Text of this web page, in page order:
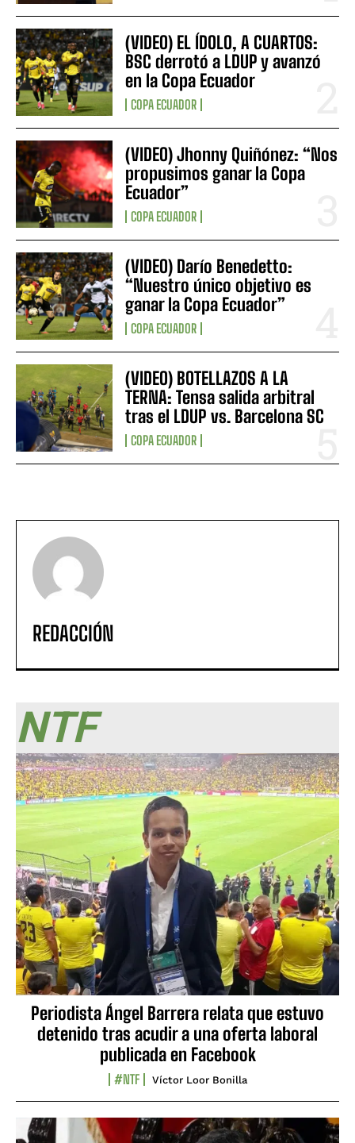
(VIDEO) EL ÍDOLO, A CUARTOS:
BSC derrotó a LDUP y avanzó
en la Copa Ecuador
COPA ECUADOR
(VIDEO) Jhonny Quiñónez: “Nos
propusimos ganar la Copa
Ecuador”
COPA ECUADOR
(VIDEO) Darío Benedetto:
“Nuestro único objetivo es
ganar la Copa Ecuador”
COPA ECUADOR
(VIDEO) BOTELLAZOS A LA
TERNA: Tensa salida arbitral
tras el LDUP vs. Barcelona SC
COPA ECUADOR
REDACCIÓN
NTF
Periodista Ángel Barrera relata que estuvo
detenido tras acudir a una oferta laboral
publicada en Facebook
#NTF Víctor Loor Bonilla